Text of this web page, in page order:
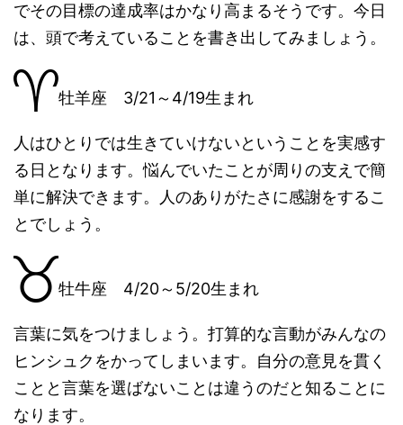
でその目標の達成率はかなり高まるそうです。今日
は、頭で考えていることを書き出してみましょう。
牡羊座 3/21～4/19生まれ
人はひとりでは生きていけないということを実感す
る日となります。悩んでいたことが周りの支えで簡
単に解決できます。人のありがたさに感謝をするこ
とでしょう。
牡牛座 4/20～5/20生まれ
言葉に気をつけましょう。打算的な言動がみんなの
ヒンシュクをかってしまいます。自分の意見を貫く
ことと言葉を選ばないことは違うのだと知ることに
なります。